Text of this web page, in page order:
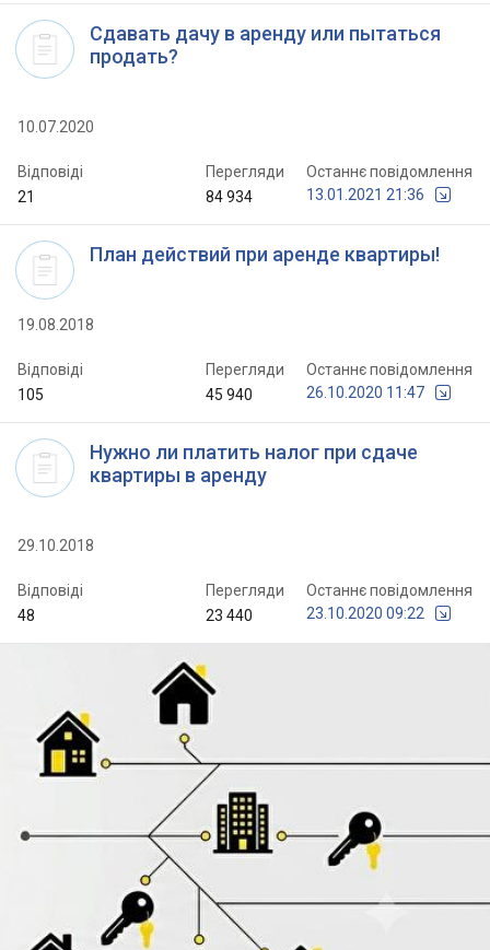
Сдавать дачу в аренду или пытаться
продать?
10.07.2020
Відповіді
21
Перегляди
84 934
Останнє повідомлення
13.01.2021 21:36
План действий при аренде квартиры!
19.08.2018
Відповіді
105
Перегляди
45 940
Останнє повідомлення
26.10.2020 11:47
Нужно ли платить налог при сдаче
квартиры в аренду
29.10.2018
Відповіді
48
Перегляди
23 440
Останнє повідомлення
23.10.2020 09:22